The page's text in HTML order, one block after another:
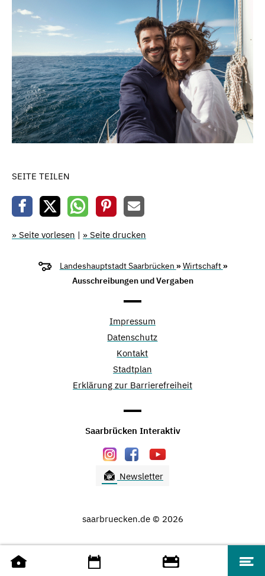
SEITE TEILEN
» Seite vorlesen | » Seite drucken
Landeshauptstadt Saarbrücken »Wirtschaft »
Ausschreibungen und Vergaben
Impressum
Datenschutz
Kontakt
Stadtplan
Erklärung zur Barrierefreiheit
Saarbrücken Interaktiv
Newsletter
saarbruecken.de © 2026